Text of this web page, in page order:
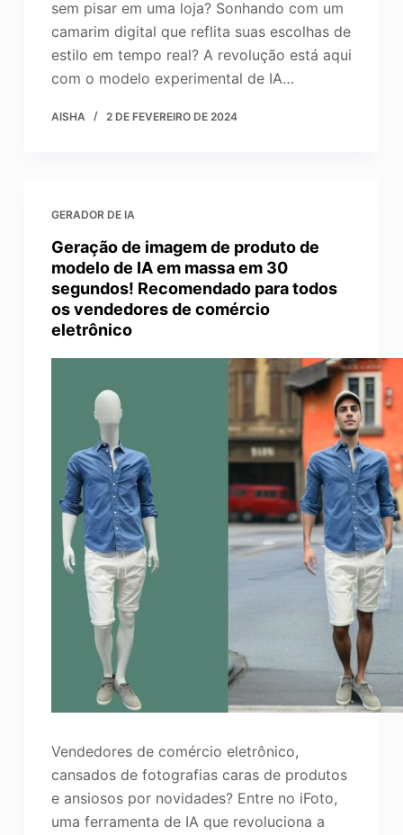
sem pisar em uma loja? Sonhando com um
camarim digital que reflita suas escolhas de
estilo em tempo real? A revolução está aqui
com o modelo experimental de IA…
AISHA 2 DE FEVEREIRO DE 2024
GERADOR DE IA
Geração de imagem de produto de
modelo de IA em massa em 30
segundos! Recomendado para todos
os vendedores de comércio
eletrônico
Vendedores de comércio eletrônico,
cansados de fotografias caras de produtos
e ansiosos por novidades? Entre no iFoto,
uma ferramenta de IA que revoluciona a